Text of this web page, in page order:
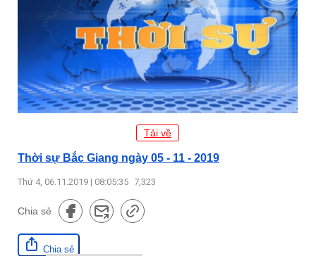
Tải về
Thời sự Bắc Giang ngày 05 - 11 - 2019
Thứ 4, 06.11.2019 | 08:05:35 7,323
Chia sẻ
Chia sẻ